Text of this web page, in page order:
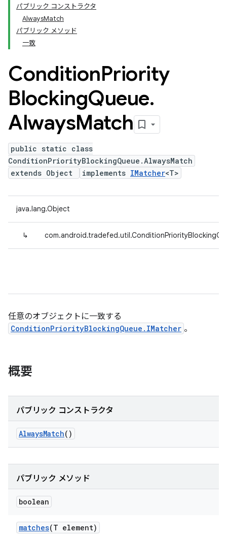
パブリック コンストラクタ
AlwaysMatch
パブリック メソッド
一致
ConditionPriority
BlockingQueue.
AlwaysMatch
public static class
ConditionPriorityBlockingQueue.AlwaysMatch
extends Object
implements IMatcher<T>
java.lang.Object
↳
任意のオブジェクトに一致する
ConditionPriorityBlockingQueue.IMatcher 。
概要
パブリック コンストラクタ
AlwaysMatch()
パブリック メソッド
boolean
matches(T element)